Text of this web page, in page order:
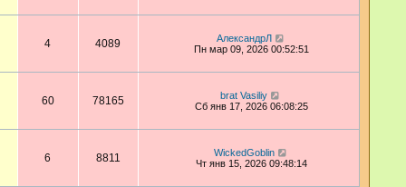
4 4089
АлександрЛ
Пн мар 09, 2026 00:52:51
60 78165
brat Vasiliy
Сб янв 17, 2026 06:08:25
6 8811
WickedGoblin
Чт янв 15, 2026 09:48:14